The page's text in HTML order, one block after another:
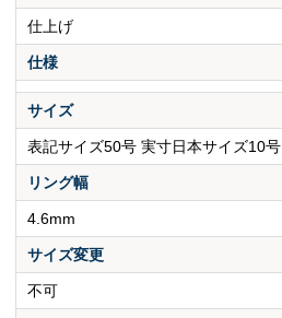
仕上げ
仕様
サイズ
表記サイズ50号 実寸日本サイズ10号
リング幅
4.6mm
サイズ変更
不可